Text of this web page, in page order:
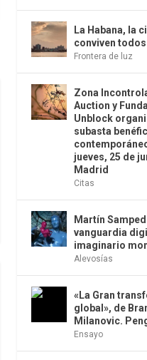
La Habana, la
conviven
Frontera de luz
Zona
Auction y
Unblock
subasta
jueves, 25 de
Madrid
Citas
Martín
vanguardia
imaginario
Alevosías
«La Gran
global», de
Milanovic.
Ensayo